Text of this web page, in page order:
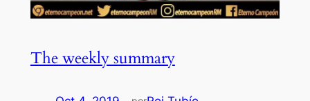
The weekly summary